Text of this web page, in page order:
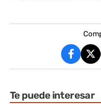
Te puede interesar